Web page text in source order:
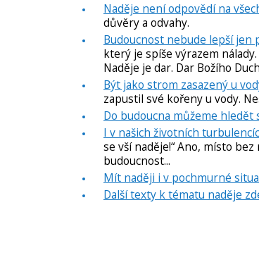
Naděje není odpovědí na
důvěry a odvahy.
Budoucnost nebude lepší jen
který je spíše výrazem
Naděje je dar. Dar Božího
Být jako strom zasazený u
zapustil své kořeny u vody.
Do budoucna můžeme hledět
I v našich životních
se vší naděje!“ Ano, místo
budoucnost...
Mít naději i v pochmurné
Další texty k tématu naděje